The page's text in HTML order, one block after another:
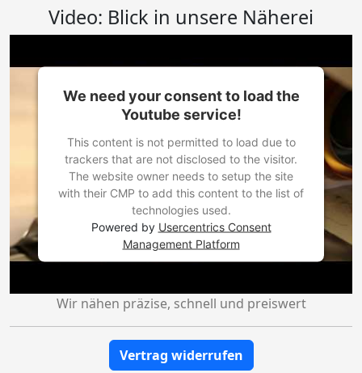
Video: Blick in unsere Näherei
We need your consent to load the
Youtube service!
This content is not permitted to load due to
trackers that are not disclosed to the visitor.
The website owner needs to setup the site
with their CMP to add this content to the list of
technologies used.
Powered by Usercentrics Consent
Management Platform
Wir nähen präzise, schnell und preiswert
Vertrag widerrufen